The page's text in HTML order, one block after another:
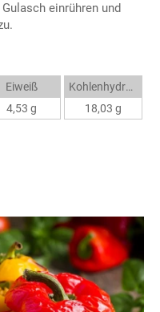
einrühren und
Eiweiß
4,53 g
Kohlenhydrate
18,03 g